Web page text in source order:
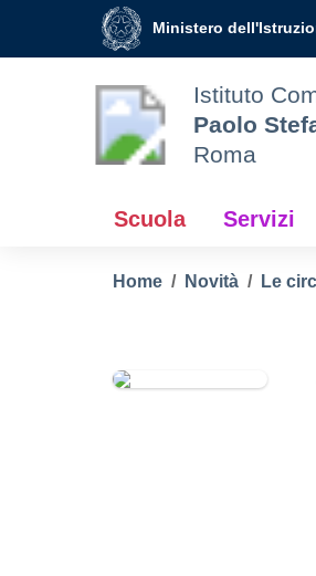
Vai ai contenuti
Vai al menu di navigazione
Ministero
Istituto
Paolo
Roma
Scuola Servizi
Home Novità Le